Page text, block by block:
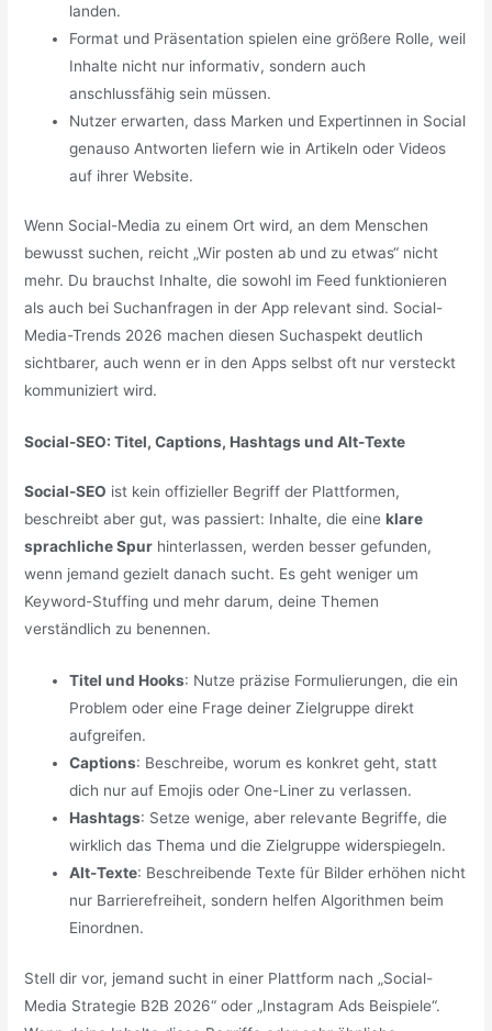
landen.
Format und Präsentation spielen eine größere Rolle, weil
Inhalte nicht nur informativ, sondern auch
anschlussfähig sein müssen.
Nutzer erwarten, dass Marken und Expertinnen in Social
genauso Antworten liefern wie in Artikeln oder Videos
auf ihrer Website.
Wenn Social-Media zu einem Ort wird, an dem Menschen
bewusst suchen, reicht „Wir posten ab und zu etwas“ nicht
mehr. Du brauchst Inhalte, die sowohl im Feed funktionieren
als auch bei Suchanfragen in der App relevant sind. Social-
Media-Trends 2026 machen diesen Suchaspekt deutlich
sichtbarer, auch wenn er in den Apps selbst oft nur versteckt
kommuniziert wird.
Social-SEO: Titel, Captions, Hashtags und Alt-Texte
Social-SEO ist kein offizieller Begriff der Plattformen,
beschreibt aber gut, was passiert: Inhalte, die eineklare
sprachliche Spur hinterlassen, werden besser gefunden,
wenn jemand gezielt danach sucht. Es geht weniger um
Keyword-Stuffing und mehr darum, deine Themen
verständlich zu benennen.
Titel und Hooks: Nutze präzise Formulierungen, die ein
Problem oder eine Frage deiner Zielgruppe direkt
aufgreifen.
Captions: Beschreibe, worum es konkret geht, statt
dich nur auf Emojis oder One-Liner zu verlassen.
Hashtags: Setze wenige, aber relevante Begriffe, die
wirklich das Thema und die Zielgruppe widerspiegeln.
Alt-Texte: Beschreibende Texte für Bilder erhöhen nicht
nur Barrierefreiheit, sondern helfen Algorithmen beim
Einordnen.
Stell dir vor, jemand sucht in einer Plattform nach „Social-
Media Strategie B2B 2026“ oder „Instagram Ads Beispiele“.